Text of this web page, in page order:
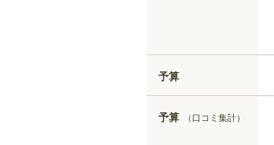
予算
予算 （口コミ集計）